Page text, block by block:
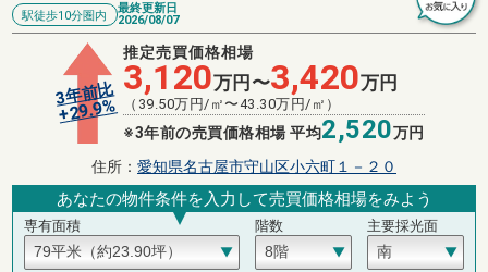
駅徒歩10分圏内
最終更新日
2026/08/07
3年前比
+29.9%
推定売買価格相場
3,120万円〜3,420万円
（ 39.50万円/㎡〜43.30万円/㎡）
※3年前の売買価格相場 平均2,520万円
住所： 愛知県名古屋市守山区小六町１－２０
あなたの物件条件を入力して売買価格相場をみよう
専有面積 階数 主要採光面